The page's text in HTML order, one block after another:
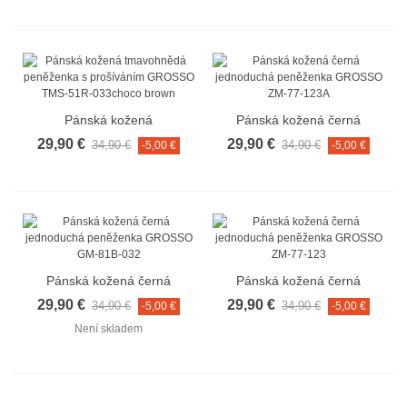
Pánská kožená
tmavohnědá peněženka s
prošíváním GROSSO TMS-
29,90 € 34,90 € -5,00 €
Pánská kožená černá
jednoduchá peněženka
GROSSO ZM-77-123A
29,90 € 34,90 € -5,00 €
Pánská kožená černá
jednoduchá peněženka
GROSSO GM-81B-032
29,90 € 34,90 €
-5,00 €
Není skladem
Pánská kožená černá
jednoduchá peněženka
GROSSO ZM-77-123
29,90 € 34,90 € -5,00 €